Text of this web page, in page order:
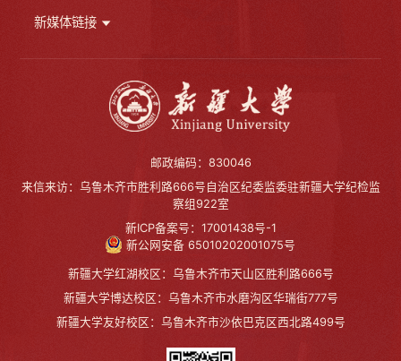
新媒体链接
邮政编码：830046
来信来访：乌鲁木齐市胜利路666号自治区纪委监委驻新疆大学纪检监
察组922室
新ICP备案号：17001438号-1
新公网安备 65010202001075号
新疆大学红湖校区：乌鲁木齐市天山区胜利路666号
新疆大学博达校区：乌鲁木齐市水磨沟区华瑞街777号
新疆大学友好校区：乌鲁木齐市沙依巴克区西北路499号